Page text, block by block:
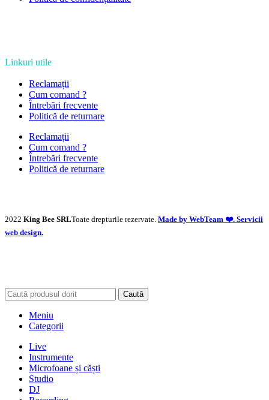
Linkuri utile
Reclamații
Cum comand ?
Întrebări frecvente
Politică de returnare
Reclamații
Cum comand ?
Întrebări frecvente
Politică de returnare
2022 King Bee SRLToate drepturile rezervate. Made by WebTeam ❤️. Servicii
web design.
Caută
Meniu
Categorii
Live
Instrumente
Microfoane și căști
Studio
DJ